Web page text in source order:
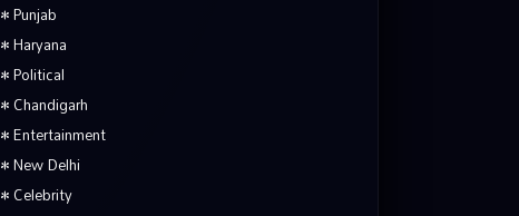
• Punjab
• Haryana
• Political
• Chandigarh
• Entertainment
• New Delhi
• Celebrity